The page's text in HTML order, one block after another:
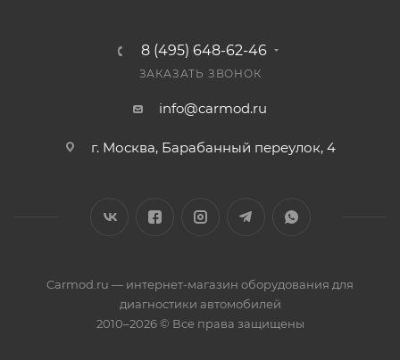
8 (495) 648-62-46
ЗАКАЗАТЬ ЗВОНОК
info@carmod.ru
г. Москва, Барабанный переулок, 4
Carmod.ru — интернет-магазин оборудования для
диагностики автомобилей
2010–2026 © Все права защищены